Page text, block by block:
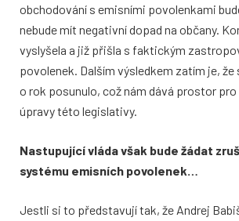
obchodování s emisními povolenkami
nebude mít negativní dopad na občany.
vyslyšela a již přišla s faktickým
povolenek. Dalším výsledkem zatím je, že
o rok posunulo, což nám dává prostor pro
úpravy této legislativy.
Nastupující vláda však bude žádat
systému emisních povolenek…
Jestli si to představují tak, že Andrej